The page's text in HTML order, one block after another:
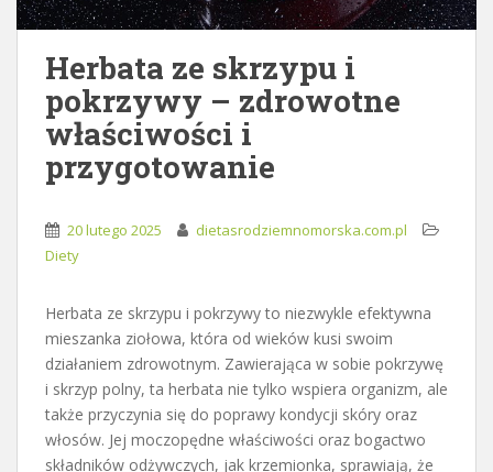
Herbata ze skrzypu i
pokrzywy – zdrowotne
właściwości i
przygotowanie
20 lutego 2025
dietasrodziemnomorska.com.pl
Diety
Herbata ze skrzypu i pokrzywy to niezwykle efektywna
mieszanka ziołowa, która od wieków kusi swoim
działaniem zdrowotnym. Zawierająca w sobie pokrzywę
i skrzyp polny, ta herbata nie tylko wspiera organizm, ale
także przyczynia się do poprawy kondycji skóry oraz
włosów. Jej moczopędne właściwości oraz bogactwo
składników odżywczych, jak krzemionka, sprawiają, że